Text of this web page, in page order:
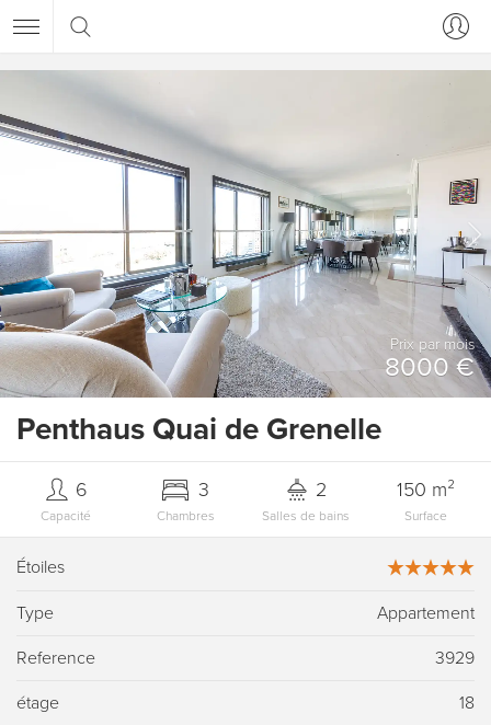
Prix ​​par mois
8000 €
Penthaus Quai de Grenelle
Capacité
6
Chambres
3
Salles de bains
2
Surface
150 m²
Étoiles
Type Appartement
Reference 3929
étage 18